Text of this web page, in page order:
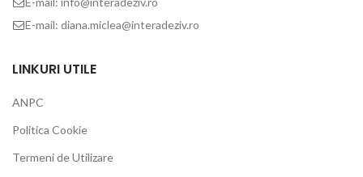
E-mail: diana.miclea@interadeziv.ro
LINKURI UTILE
ANPC
Politica Cookie
Termeni de Utilizare